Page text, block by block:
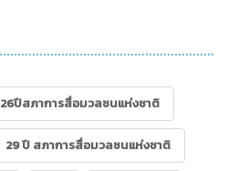
26ปีสภาการสื่อมวลชนแห่งชาติ
29 ปี สภาการสื่อมวลชนแห่งชาติ